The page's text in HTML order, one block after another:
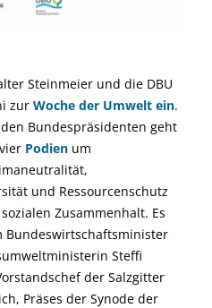
Steinmeier und die DBU
zur Woche der Umwelt ein.
Bundespräsidenten geht
Podien um
und Ressourcenschutz
Zusammenhalt. Es
Steffi
der Salzgitter
Präses der Synode der